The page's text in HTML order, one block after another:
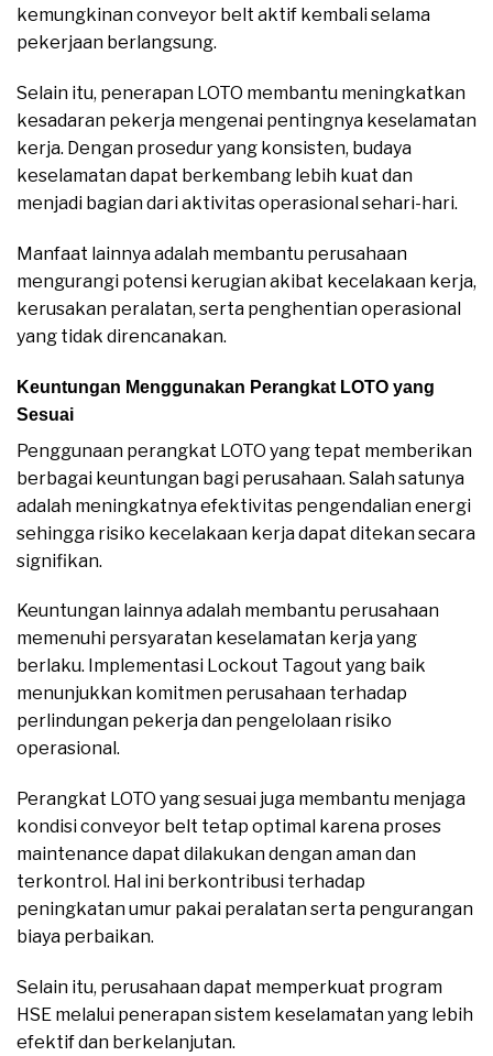
kemungkinan conveyor belt aktif kembali selama
pekerjaan berlangsung.
Selain itu, penerapan LOTO membantu meningkatkan
kesadaran pekerja mengenai pentingnya keselamatan
kerja. Dengan prosedur yang konsisten, budaya
keselamatan dapat berkembang lebih kuat dan
menjadi bagian dari aktivitas operasional sehari-hari.
Manfaat lainnya adalah membantu perusahaan
mengurangi potensi kerugian akibat kecelakaan kerja,
kerusakan peralatan, serta penghentian operasional
yang tidak direncanakan.
Keuntungan Menggunakan Perangkat LOTO yang
Sesuai
Penggunaan perangkat LOTO yang tepat memberikan
berbagai keuntungan bagi perusahaan. Salah satunya
adalah meningkatnya efektivitas pengendalian energi
sehingga risiko kecelakaan kerja dapat ditekan secara
signifikan.
Keuntungan lainnya adalah membantu perusahaan
memenuhi persyaratan keselamatan kerja yang
berlaku. Implementasi Lockout Tagout yang baik
menunjukkan komitmen perusahaan terhadap
perlindungan pekerja dan pengelolaan risiko
operasional.
Perangkat LOTO yang sesuai juga membantu menjaga
kondisi conveyor belt tetap optimal karena proses
maintenance dapat dilakukan dengan aman dan
terkontrol. Hal ini berkontribusi terhadap
peningkatan umur pakai peralatan serta pengurangan
biaya perbaikan.
Selain itu, perusahaan dapat memperkuat program
HSE melalui penerapan sistem keselamatan yang lebih
efektif dan berkelanjutan.